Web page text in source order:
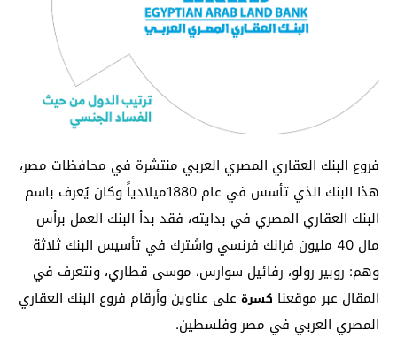
فروع البنك العقاري المصري العربي منتشرة في محافظات مصر،
هذا البنك الذي تأسس في عام 1880ميلادياً وكان يُعرف باسم
البنك العقاري المصري في بدايته، فقد بدأ البنك العمل برأس
مال 40 مليون فرانك فرنسي واشترك في تأسيس البنك ثلاثة
وهم: روبير رولو، رفائيل سوارس، موسى قطاري، ونتعرف في
المقال عبر موقعنا كسرة على عناوين وأرقام فروع البنك العقاري
المصري العربي في مصر وفلسطين.